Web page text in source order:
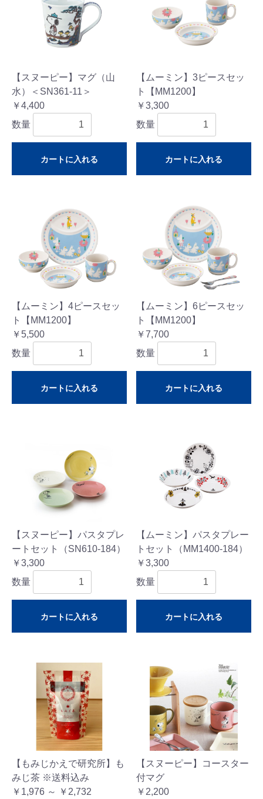
【スヌーピー】マグ（山
水）＜SN361-11＞
￥4,400
数量
カートに入れる
【ムーミン】3ピースセッ
ト【MM1200】
￥3,300
数量
カートに入れる
【ムーミン】4ピースセッ
ト【MM1200】
￥5,500
数量
カートに入れる
【ムーミン】6ピースセッ
ト【MM1200】
￥7,700
数量
カートに入れる
【スヌーピー】パスタプレ
ートセット（SN610-184）
￥3,300
数量
カートに入れる
【ムーミン】パスタプレー
トセット（MM1400-184）
￥3,300
数量
カートに入れる
【もみじかえで研究所】も
みじ茶 ※送料込み
￥1,976 ～ ￥2,732
【スヌーピー】コースター
付マグ
￥2,200